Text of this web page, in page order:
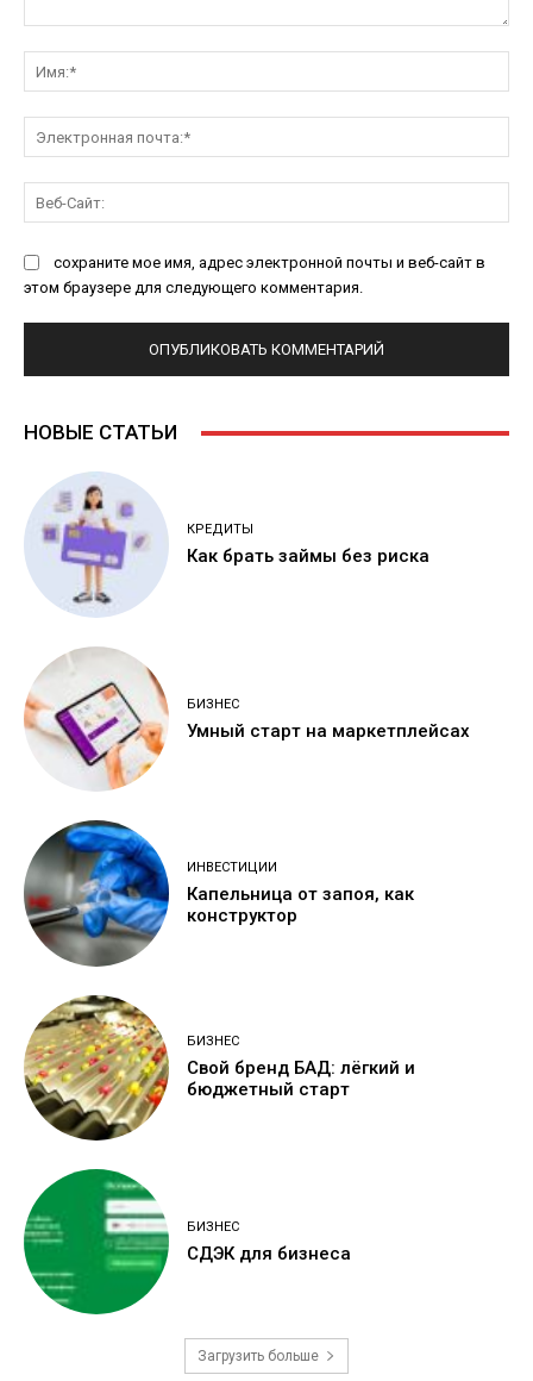
сохраните мое имя, адрес электронной почты и веб-сайт в
этом браузере для следующего комментария.
НОВЫЕ СТАТЬИ
КРЕДИТЫ
Как брать займы без риска
БИЗНЕС
Умный старт на маркетплейсах
ИНВЕСТИЦИИ
Капельница от запоя, как
конструктор
БИЗНЕС
Свой бренд БАД: лёгкий и
бюджетный старт
БИЗНЕС
СДЭК для бизнеса
Загрузить больше